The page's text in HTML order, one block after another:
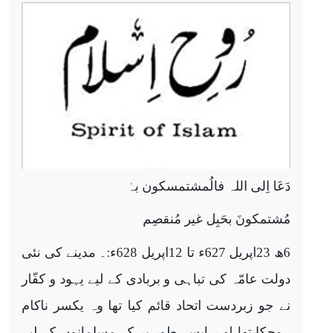
دَعَا اِلی اللہ فالُمشتمسکون بہٰ
مُشتمکونَ بحَبِل غیر مُنقصِم
6ھ 23اپریل 627ء تا 12اپریل 628ء:۔ مدینے کی نئی
دولت عامّہ کی تباہی و بربادی کے لیے یہود و کفّار
نے جو زبردست اتحاد قائم کیا تھا وہ یکسر ناکام